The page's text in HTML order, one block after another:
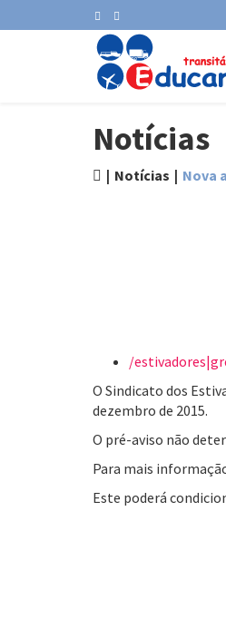
Notícias
Notícias Nova
/
O Sindicato dos
dezembro de 2015.
O pré-aviso não
Para mais
Este poderá